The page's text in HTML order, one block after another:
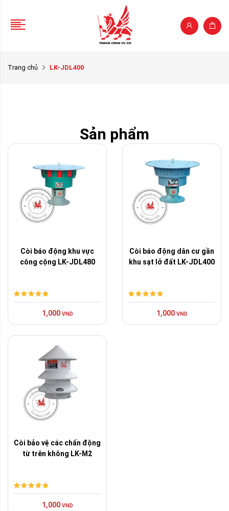
Trang chủ LK-JDL400
Sản phẩm
Còi báo động khu vực
công cộng LK-JDL480
1,000 VND
Còi báo động dân cư gần
khu sạt lở đất LK-JDL400
1,000 VND
Còi bảo vệ các chấn động
từ trên không LK-M2
1,000 VND